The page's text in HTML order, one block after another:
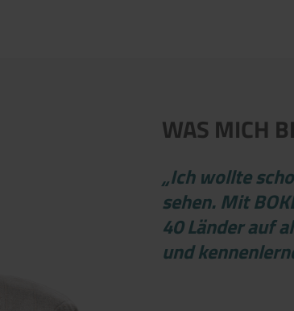
WAS MICH
„Ich wollte
sehen. Mit
40 Länder auf
und